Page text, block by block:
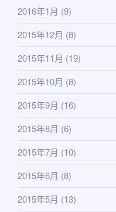
2016年1月 (9)
2015年12月 (8)
2015年11月 (19)
2015年10月 (8)
2015年9月 (16)
2015年8月 (6)
2015年7月 (10)
2015年6月 (8)
2015年5月 (13)